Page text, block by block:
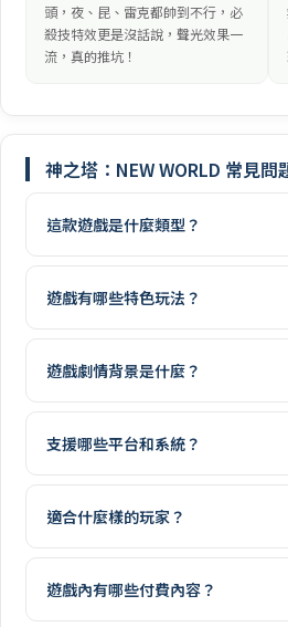
頭，夜、昆、雷克都帥到不行，必
殺技特效更是沒話說，聲光效果一
流，真的推坑！
神之塔：NEW WORLD 常見問
這款遊戲是什麼類型？
遊戲有哪些特色玩法？
遊戲劇情背景是什麼？
支援哪些平台和系統？
適合什麼樣的玩家？
遊戲內有哪些付費內容？